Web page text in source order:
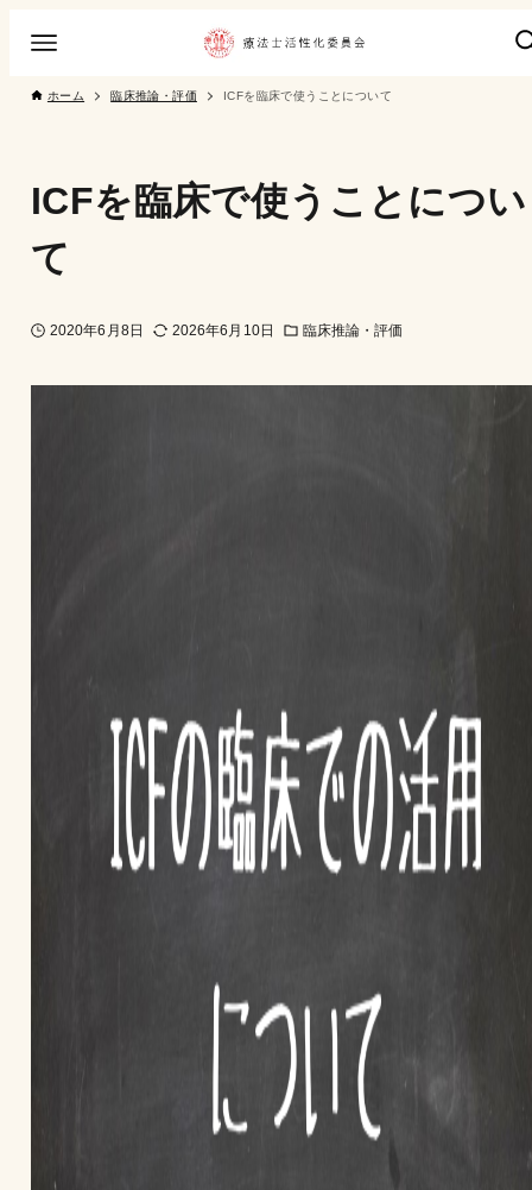
ホーム 臨床推論・評価 ICFを臨床で使うことについて
ICFを臨床で使うことについ
て
2020年6月8日 2026年6月10日 臨床推論・評価